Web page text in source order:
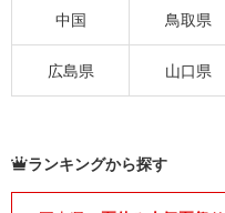
中国 鳥取県
広島県 山口県
ランキングから探す